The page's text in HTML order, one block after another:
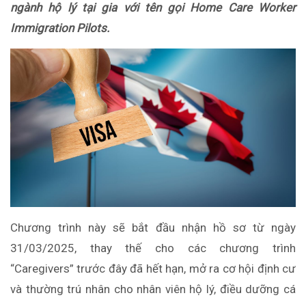
ngành hộ lý tại gia với tên gọi Home Care Worker
Immigration Pilots.
Chương trình này sẽ bắt đầu nhận hồ sơ từ ngày
31/03/2025, thay thế cho các chương trình
“Caregivers” trước đây đã hết hạn, mở ra cơ hội định cư
và thường trú nhân cho nhân viên hộ lý, điều dưỡng cá